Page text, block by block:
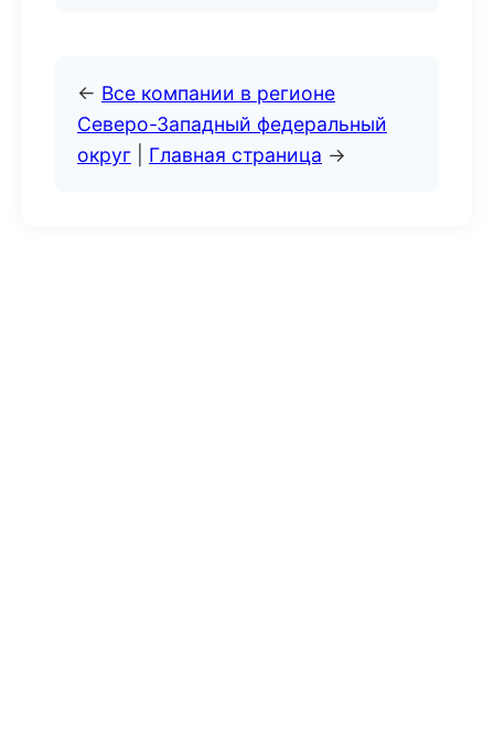
← Все компании в регионе
Северо-Западный федеральный
округ
Главная страница →